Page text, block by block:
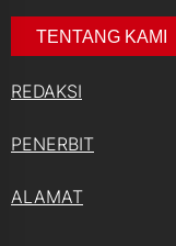
TENTANG KAMI
REDAKSI
PENERBIT
ALAMAT